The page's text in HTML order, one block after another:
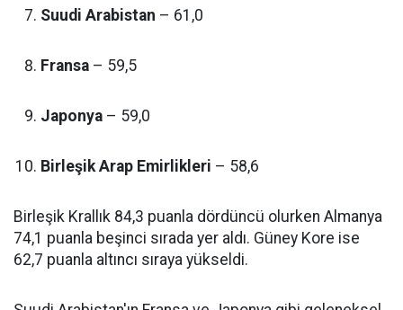
Suudi Arabistan – 61,0
Fransa – 59,5
Japonya – 59,0
Birleşik Arap Emirlikleri – 58,6
Birleşik Krallık 84,3 puanla dördüncü olurken Almanya
74,1 puanla beşinci sırada yer aldı. Güney Kore ise
62,7 puanla altıncı sıraya yükseldi.